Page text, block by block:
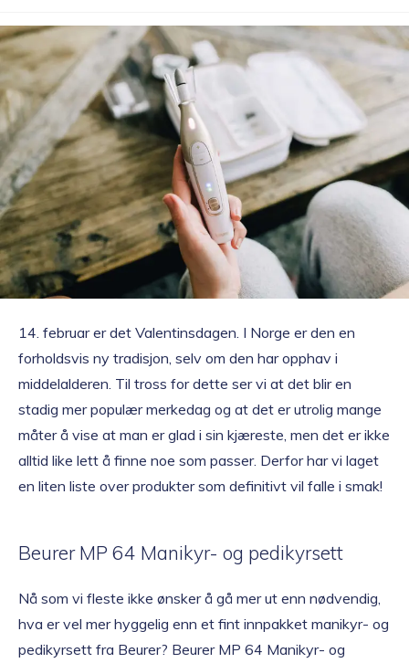
14. februar er det Valentinsdagen. I Norge er den en
forholdsvis ny tradisjon, selv om den har opphav i
middelalderen. Til tross for dette ser vi at det blir en
stadig mer populær merkedag og at det er utrolig mange
måter å vise at man er glad i sin kjæreste, men det er ikke
alltid like lett å finne noe som passer. Derfor har vi laget
en liten liste over produkter som definitivt vil falle i smak!
Beurer MP 64 Manikyr- og pedikyrsett
Nå som vi fleste ikke ønsker å gå mer ut enn nødvendig,
hva er vel mer hyggelig enn et fint innpakket manikyr- og
pedikyrsett fra Beurer? Beurer MP 64 Manikyr- og